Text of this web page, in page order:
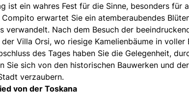
ist ein wahres Fest für die Sinne, besonders für
Compito erwartet Sie ein atemberaubendes
verwandelt. Nach dem Besuch der
Villa Orsi, wo riesige Kamelienbäume in voller
des Tages haben Sie die Gelegenheit,
Sie sich von den historischen Bauwerken und
verzaubern.
von der Toskana